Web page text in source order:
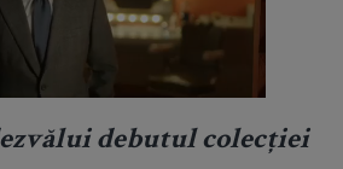
debutul colecției